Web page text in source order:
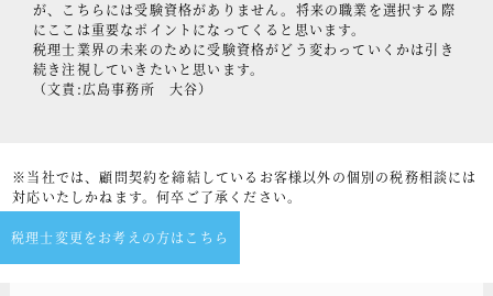
が、こちらには受験資格がありません。将来の職業を選択する際
にここは重要なポイントになってくると思います。
税理士業界の未来のために受験資格がどう変わっていくかは引き
続き注視していきたいと思います。
（文責:広島事務所 大谷）
※当社では、顧問契約を締結しているお客様以外の個別の税務相談には
対応いたしかねます。何卒ご了承ください。
税理士変更をお考えの方はこちら